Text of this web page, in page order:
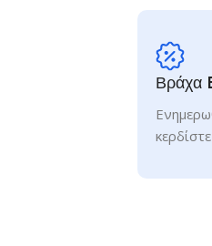
Βράχα
κερδίστε